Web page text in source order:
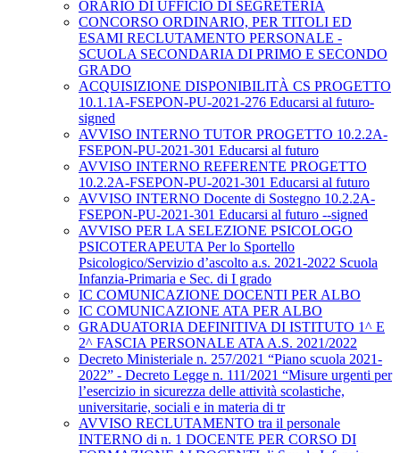
ORARIO DI UFFICIO DI SEGRETERIA
CONCORSO ORDINARIO, PER TITOLI ED
ESAMI RECLUTAMENTO PERSONALE -
SCUOLA SECONDARIA DI PRIMO E SECONDO
GRADO
ACQUISIZIONE DISPONIBILITÀ CS PROGETTO
10.1.1A-FSEPON-PU-2021-276 Educarsi al futuro-
signed
AVVISO INTERNO TUTOR PROGETTO 10.2.2A-
FSEPON-PU-2021-301 Educarsi al futuro
AVVISO INTERNO REFERENTE PROGETTO
10.2.2A-FSEPON-PU-2021-301 Educarsi al futuro
AVVISO INTERNO Docente di Sostegno 10.2.2A-
FSEPON-PU-2021-301 Educarsi al futuro --signed
AVVISO PER LA SELEZIONE PSICOLOGO
PSICOTERAPEUTA Per lo Sportello
Psicologico/Servizio d’ascolto a.s. 2021-2022 Scuola
Infanzia-Primaria e Sec. di I grado
IC COMUNICAZIONE DOCENTI PER ALBO
IC COMUNICAZIONE ATA PER ALBO
GRADUATORIA DEFINITIVA DI ISTITUTO 1^ E
2^ FASCIA PERSONALE ATA A.S. 2021/2022
Decreto Ministeriale n. 257/2021 “Piano scuola 2021-
2022” - Decreto Legge n. 111/2021 “Misure urgenti per
l’esercizio in sicurezza delle attività scolastiche,
universitarie, sociali e in materia di tr
AVVISO RECLUTAMENTO tra il personale
INTERNO di n. 1 DOCENTE PER CORSO DI